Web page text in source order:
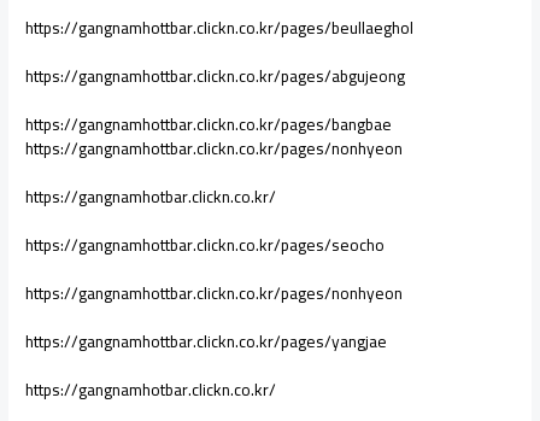
https://gangnamhottbar.clickn.co.kr/pages/beullaeghol
https://gangnamhottbar.clickn.co.kr/pages/abgujeong
https://gangnamhottbar.clickn.co.kr/pages/bangbae
https://gangnamhottbar.clickn.co.kr/pages/nonhyeon
https://gangnamhotbar.clickn.co.kr/
https://gangnamhottbar.clickn.co.kr/pages/seocho
https://gangnamhottbar.clickn.co.kr/pages/nonhyeon
https://gangnamhottbar.clickn.co.kr/pages/yangjae
https://gangnamhotbar.clickn.co.kr/